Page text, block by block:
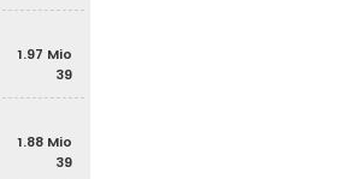
1.97 Mio
39
1.88 Mio
39